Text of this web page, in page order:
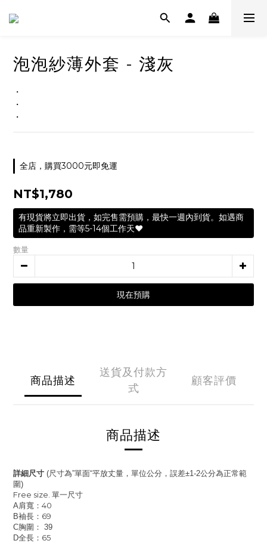
泡泡紗薄外套 - 淺灰
・
・
・
全店，購買3000元即免運
NT$1,780
有現貨將立即出貨，如完售需預購，最快一週內到貨。如遇商
品重新製作，需等5-14個工作天❤️
數量
現在預購
商品描述
送貨及付款方
式
顧客評價
商品描述
詳細尺寸 (尺寸為”單面“平放丈量，單位公分，誤差±1-2公分為正常範
圍)
Free size. 單一尺寸
A肩寬：40
B袖長：69
C胸圍： 39
D全長：65